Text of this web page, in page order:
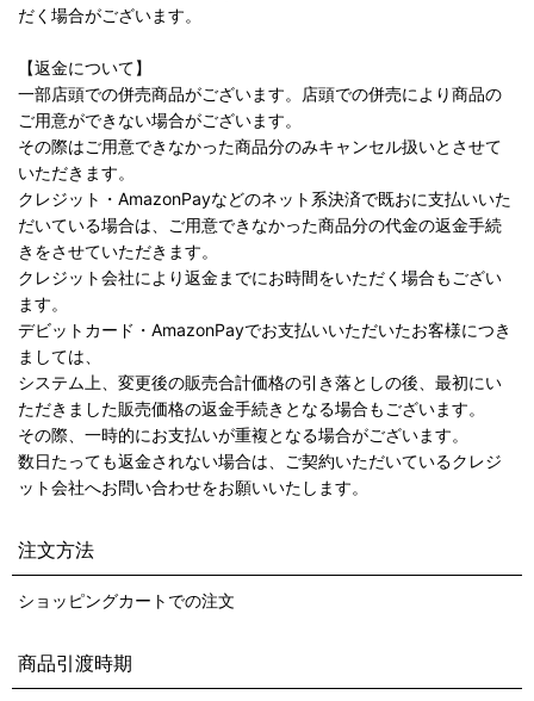
だく場合がございます。
【返金について】
一部店頭での併売商品がございます。店頭での併売により商品の
ご用意ができない場合がございます。
その際はご用意できなかった商品分のみキャンセル扱いとさせて
いただきます。
クレジット・AmazonPayなどのネット系決済で既おに支払いいた
だいている場合は、ご用意できなかった商品分の代金の返金手続
きをさせていただきます。
クレジット会社により返金までにお時間をいただく場合もござい
ます。
デビットカード・AmazonPayでお支払いいただいたお客様につき
ましては、
システム上、変更後の販売合計価格の引き落としの後、最初にい
ただきました販売価格の返金手続きとなる場合もございます。
その際、一時的にお支払いが重複となる場合がございます。
数日たっても返金されない場合は、ご契約いただいているクレジ
ット会社へお問い合わせをお願いいたします。
注文方法
ショッピングカートでの注文
商品引渡時期